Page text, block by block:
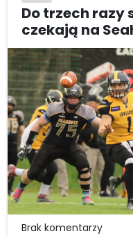
Do trzech razy
czekają na
Brak komentarzy